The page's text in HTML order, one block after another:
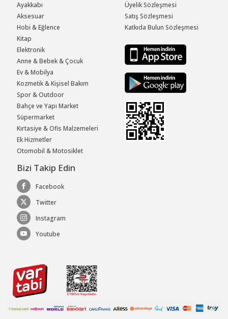
Ayakkabı
Aksesuar
Hobi & Eğlence
Kitap
Elektronik
Anne & Bebek & Çocuk
Ev & Mobilya
Kozmetik & Kişisel Bakım
Spor & Outdoor
Bahçe ve Yapı Market
Süpermarket
Kırtasiye & Ofis Malzemeleri
Ek Hizmetler
Otomobil & Motosiklet
Üyelik Sözleşmesi
Satış Sözleşmesi
Katkıda Bulun Sözleşmesi
Bizi Takip Edin
Facebook
Twitter
Instagram
Youtube